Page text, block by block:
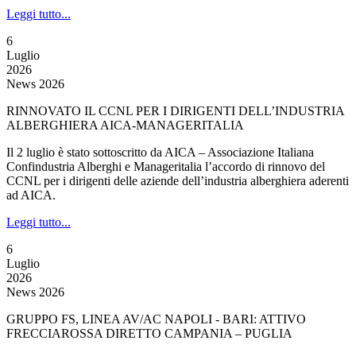
Leggi tutto...
6
Luglio
2026
News 2026
RINNOVATO IL CCNL PER I DIRIGENTI DELL’INDUSTRIA
ALBERGHIERA AICA-MANAGERITALIA
Il 2 luglio è stato sottoscritto da AICA – Associazione Italiana
Confindustria Alberghi e Manageritalia l’accordo di rinnovo del
CCNL per i dirigenti delle aziende dell’industria alberghiera aderenti
ad AICA.
Leggi tutto...
6
Luglio
2026
News 2026
GRUPPO FS, LINEA AV/AC NAPOLI - BARI: ATTIVO
FRECCIAROSSA DIRETTO CAMPANIA – PUGLIA